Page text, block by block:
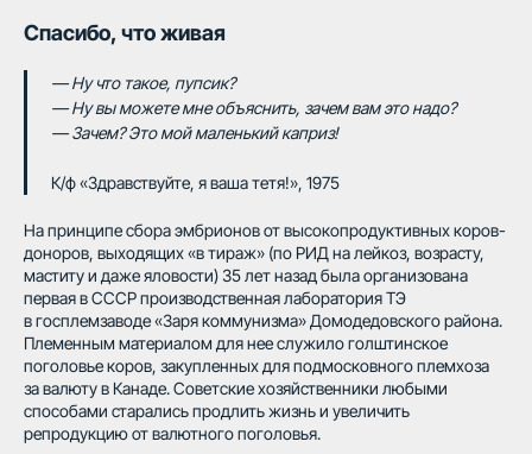
Спасибо, что живая
— Ну что такое, пупсик?
— Ну вы можете мне объяснить, зачем вам это надо?
— Зачем? Это мой маленький каприз!
К/ф «Здравствуйте, я ваша тетя!», 1975
На принципе сбора эмбрионов от высокопродуктивных коров-
доноров, выходящих «в тираж» (по РИД на лейкоз, возрасту,
маститу и даже яловости) 35 лет назад была организована
первая в СССР производственная лаборатория ТЭ
в госплемзаводе «Заря коммунизма» Домодедовского района.
Племенным материалом для нее служило голштинское
поголовье коров, закупленных для подмосковного племхоза
за валюту в Канаде. Советские хозяйственники любыми
способами старались продлить жизнь и увеличить
репродукцию от валютного поголовья.